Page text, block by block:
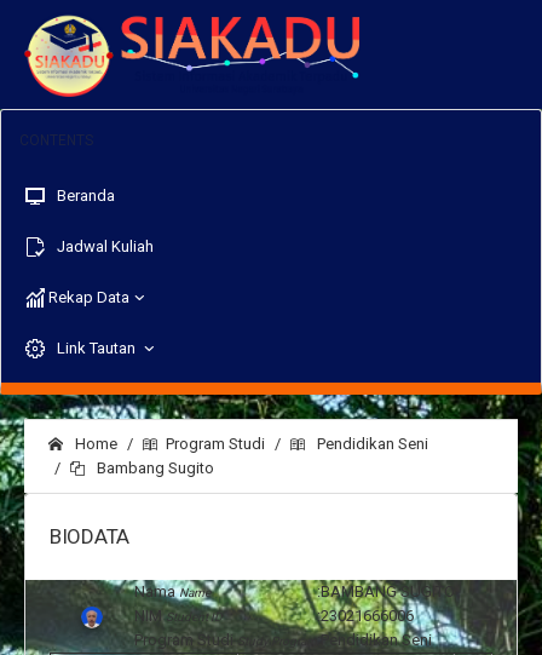
Beranda
Jadwal Kuliah
Rekap Data
Link Tautan
Home Program Studi
Pendidikan Seni
Bambang Sugito
BIODATA
NamaName :BAMBANG SUGITO
NIM Student ID :23021666006
Program StudiStudy Program :Pendidikan Seni